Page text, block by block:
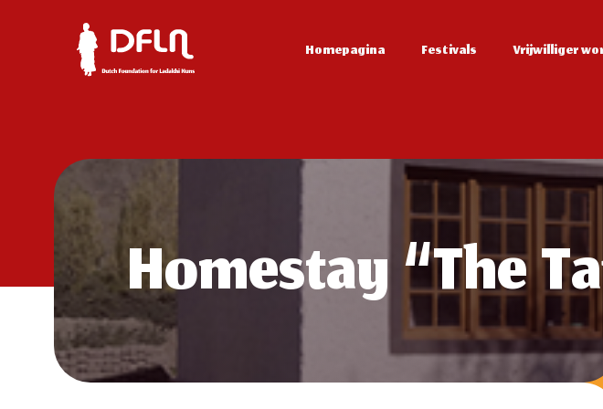
Homepagina Festivals Vrijwilliger
Homestay “The